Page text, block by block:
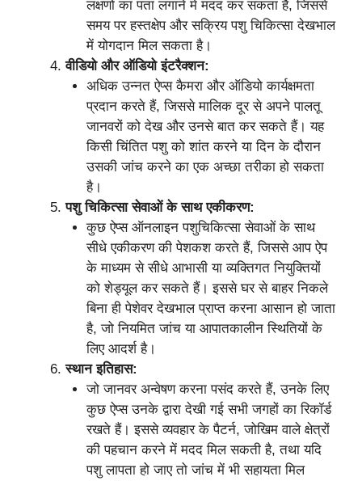
लक्षणों का पता लगाने में मदद कर सकता है, जिससे
समय पर हस्तक्षेप और सक्रिय पशु चिकित्सा देखभाल
में योगदान मिल सकता है।
वीडियो और ऑडियो इंटरैक्शन:
अधिक उन्नत ऐप्स कैमरा और ऑडियो कार्यक्षमता
प्रदान करते हैं, जिससे मालिक दूर से अपने पालतू
जानवरों को देख और उनसे बात कर सकते हैं। यह
किसी चिंतित पशु को शांत करने या दिन के दौरान
उसकी जांच करने का एक अच्छा तरीका हो सकता
है।
पशु चिकित्सा सेवाओं के साथ एकीकरण:
कुछ ऐप्स ऑनलाइन पशुचिकित्सा सेवाओं के साथ
सीधे एकीकरण की पेशकश करते हैं, जिससे आप ऐप
के माध्यम से सीधे आभासी या व्यक्तिगत नियुक्तियों
को शेड्यूल कर सकते हैं। इससे घर से बाहर निकले
बिना ही पेशेवर देखभाल प्राप्त करना आसान हो जाता
है, जो नियमित जांच या आपातकालीन स्थितियों के
लिए आदर्श है।
स्थान इतिहास:
जो जानवर अन्वेषण करना पसंद करते हैं, उनके लिए
कुछ ऐप्स उनके द्वारा देखी गई सभी जगहों का रिकॉर्ड
रखते हैं। इससे व्यवहार के पैटर्न, जोखिम वाले क्षेत्रों
की पहचान करने में मदद मिल सकती है, तथा यदि
पशु लापता हो जाए तो जांच में भी सहायता मिल